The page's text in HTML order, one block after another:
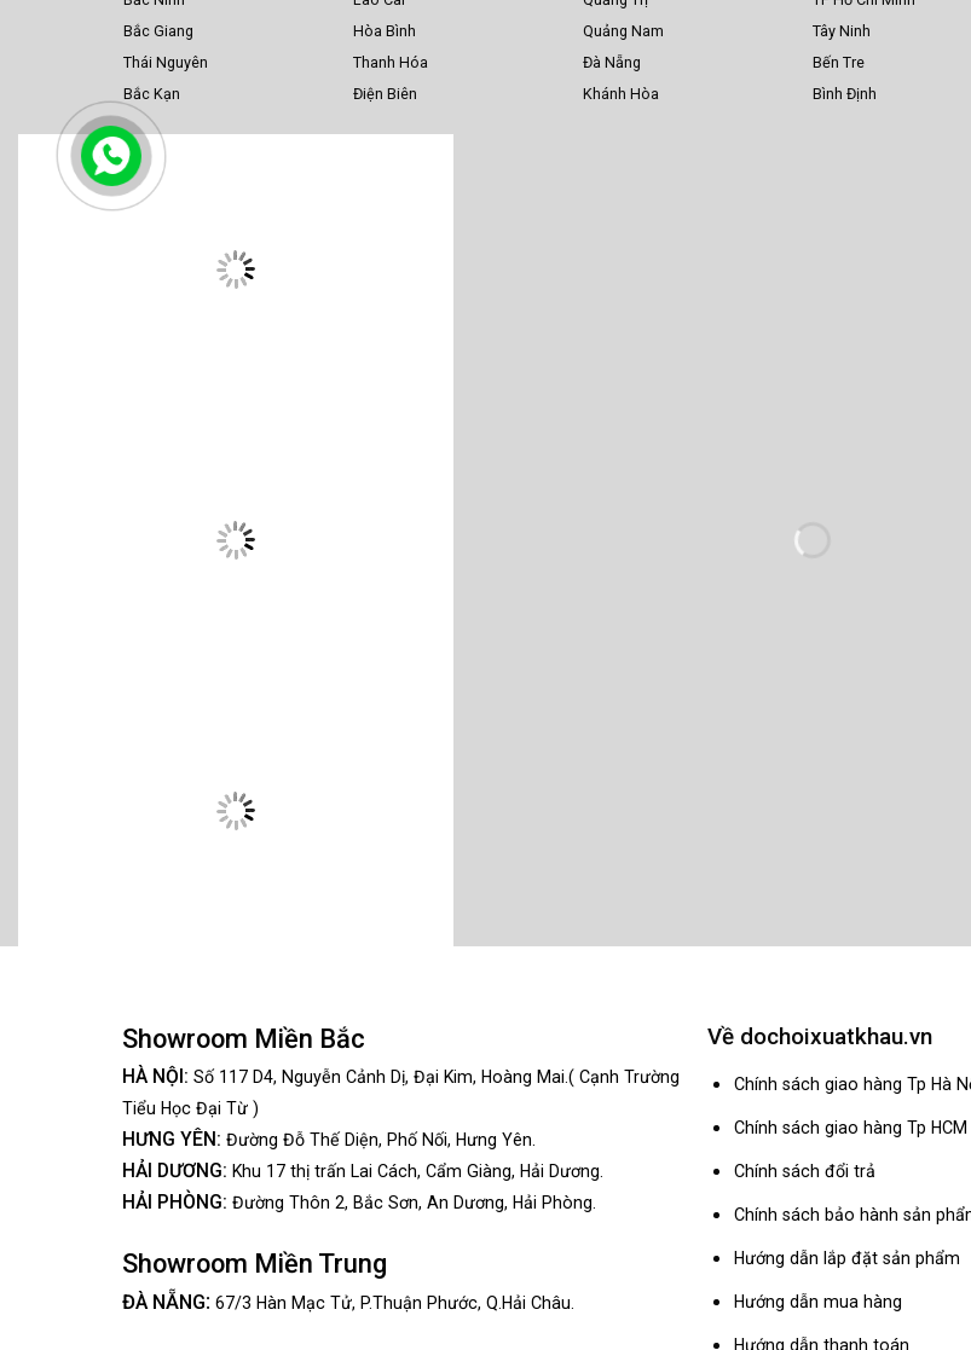
Bắc Giang
Thái Nguyên
Bắc Kạn
Hòa Bình
Thanh Hóa
Điện Biên
Quảng Nam
Đà Nẵng
Khánh Hòa
Tây Ninh
Bến Tre
Bình Định
Showroom Miền Bắc
HÀ NỘI: Số 117 D4, Nguyễn Cảnh Dị, Đại Kim, Hoàng Mai.( Cạnh Trường
Tiểu Học Đại Từ )
HƯNG YÊN: Đường Đỗ Thế Diện, Phố Nối, Hưng Yên.
HẢI DƯƠNG: Khu 17 thị trấn Lai Cách, Cẩm Giàng, Hải Dương.
HẢI PHÒNG: Đường Thôn 2, Bắc Sơn, An Dương, Hải Phòng.
Showroom Miền Trung
ĐÀ NẴNG: 67/3 Hàn Mạc Tử, P.Thuận Phước, Q.Hải Châu.
Về dochoixuatkhau.vn
Chính sách giao hàng Tp Hà
Chính sách giao hàng Tp HCM
Chính sách đổi trả
Chính sách bảo hành sản
Hướng dẫn lắp đặt sản phẩm
Hướng dẫn mua hàng
Hướng dẫn thanh toán